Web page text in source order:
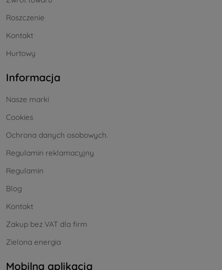
Roszczenie
Kontakt
Hurtowy
Informacja
Nasze marki
Cookies
Ochrona danych osobowych.
Regulamin reklamacyjny
Regulamin
Blog
Kontakt
Zakup bez VAT dla firm
Zielona energia
Mobilna aplikacja